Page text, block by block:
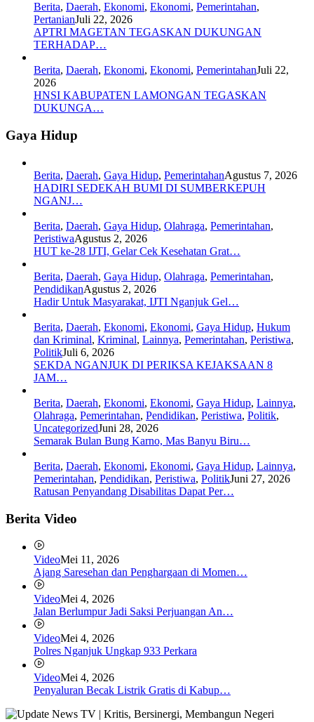
Berita, Daerah, Ekonomi, Ekonomi, Pemerintahan,
PertanianJuli 22, 2026
APTRI MAGETAN TEGASKAN DUKUNGAN
TERHADAP…
Berita, Daerah, Ekonomi, Ekonomi, PemerintahanJuli 22,
2026
HNSI KABUPATEN LAMONGAN TEGASKAN
DUKUNGA…
Gaya Hidup
Berita, Daerah, Gaya Hidup, PemerintahanAgustus 7, 2026
HADIRI SEDEKAH BUMI DI SUMBERKEPUH
NGANJ…
Berita, Daerah, Gaya Hidup, Olahraga, Pemerintahan,
PeristiwaAgustus 2, 2026
HUT ke-28 IJTI, Gelar Cek Kesehatan Grat…
Berita, Daerah, Gaya Hidup, Olahraga, Pemerintahan,
PendidikanAgustus 2, 2026
Hadir Untuk Masyarakat, IJTI Nganjuk Gel…
Berita, Daerah, Ekonomi, Ekonomi, Gaya Hidup, Hukum
dan Kriminal, Kriminal, Lainnya, Pemerintahan, Peristiwa,
PolitikJuli 6, 2026
SEKDA NGANJUK DI PERIKSA KEJAKSAAN 8
JAM…
Berita, Daerah, Ekonomi, Ekonomi, Gaya Hidup, Lainnya,
Olahraga, Pemerintahan, Pendidikan, Peristiwa, Politik,
UncategorizedJuni 28, 2026
Semarak Bulan Bung Karno, Mas Banyu Biru…
Berita, Daerah, Ekonomi, Ekonomi, Gaya Hidup, Lainnya,
Pemerintahan, Pendidikan, Peristiwa, PolitikJuni 27, 2026
Ratusan Penyandang Disabilitas Dapat Per…
Berita Video
VideoMei 11, 2026
Ajang Saresehan dan Penghargaan di Momen…
VideoMei 4, 2026
Jalan Berlumpur Jadi Saksi Perjuangan An…
VideoMei 4, 2026
Polres Nganjuk Ungkap 933 Perkara
VideoMei 4, 2026
Penyaluran Becak Listrik Gratis di Kabup…